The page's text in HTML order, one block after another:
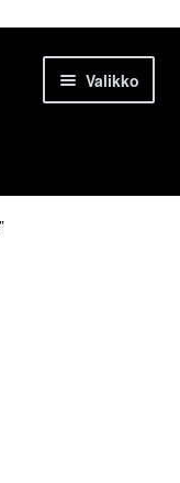
Valikko